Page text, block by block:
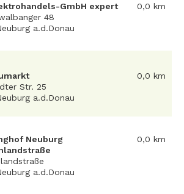
GmbH expert
48
a.d.Donau
0,0 km
Str. 25
a.d.Donau
0,0 km
Neuburg
a.d.Donau
0,0 km